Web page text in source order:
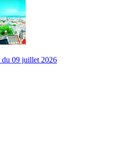
09 juillet 2026